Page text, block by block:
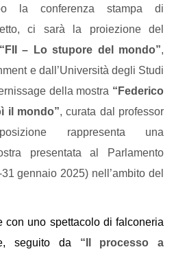
la conferenza stampa di
ci sarà la proiezione del
“FII – Lo stupore del mondo”,
e dall’Università degli Studi
della mostra “Federico
il mondo”, curata dal professor
rappresenta una
presentata al Parlamento
gennaio 2025) nell’ambito del
con uno spettacolo di falconeria
seguito da “Il processo a